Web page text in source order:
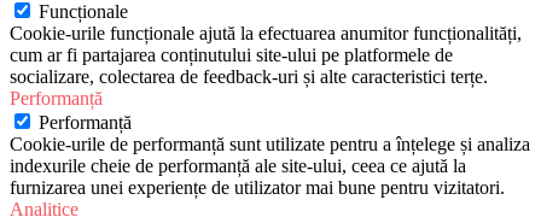
Funcționale
Cookie-urile funcționale ajută la efectuarea anumitor funcționalități,
cum ar fi partajarea conținutului site-ului pe platformele de
socializare, colectarea de feedback-uri și alte caracteristici terțe.
Performanță
Performanță
Cookie-urile de performanță sunt utilizate pentru a înțelege și analiza
indexurile cheie de performanță ale site-ului, ceea ce ajută la
furnizarea unei experiențe de utilizator mai bune pentru vizitatori.
Analitice